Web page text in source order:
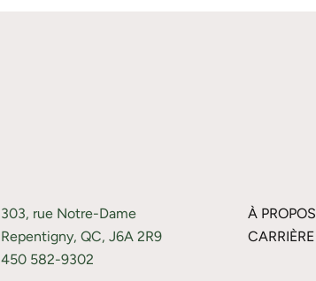
303, rue Notre-Dame
Repentigny, QC, J6A 2R9
450 582-9302
À PROPOS
CARRIÈRE